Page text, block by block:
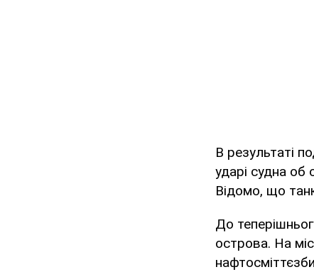
В результаті
ударі судна об
Відомо, що
До
острова. На